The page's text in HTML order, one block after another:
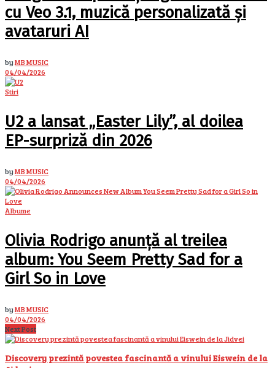
cu Veo 3.1, muzică personalizată și
avataruri AI
byMB MUSIC
04/04/2026
Stiri
U2 a lansat „Easter Lily”, al doilea
EP-surpriză din 2026
byMB MUSIC
04/04/2026
Albume
Olivia Rodrigo anunță al treilea
album: You Seem Pretty Sad for a
Girl So in Love
byMB MUSIC
04/04/2026
Next Post
Discovery prezintă povestea fascinantă a vinului Eiswein de la